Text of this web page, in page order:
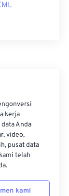
kerja
Anda
video,
pusat data
telah
kami